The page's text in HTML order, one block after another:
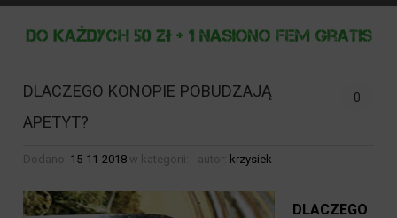
DLACZEGO KONOPIE POBUDZAJĄ
APETYT?
0
Dodano: 15-11-2018 w kategorii: - autor: krzysiek
DLACZEGO